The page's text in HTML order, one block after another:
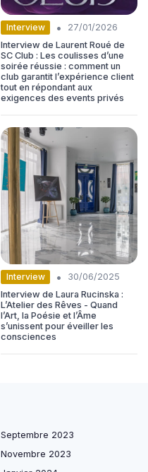
Interview •
27/01/2026
Interview de Laurent Roué de
SC Club : Les coulisses d’une
soirée réussie : comment un
club garantit l’expérience client
tout en répondant aux
exigences des events privés
Interview •
30/06/2025
Interview de Laura Rucinska :
L’Atelier des Rêves - Quand
l’Art, la Poésie et l’Âme
s’unissent pour éveiller les
consciences
Septembre 2023
Novembre 2023